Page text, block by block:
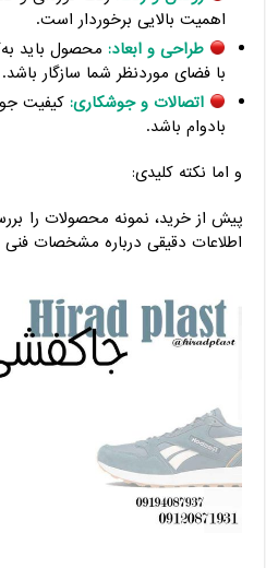
اهمیت بالایی برخوردار است.
طراحی و ابعاد: محصول باید
با فضای موردنظر شما سازگار باشد.
اتصالات و جوشکاری:کیفیت
بادوام باشد.
و اما نکته کلیدی:
پیش از خرید، نمونه محصولات را
اطلاعات دقیقی درباره مشخصات